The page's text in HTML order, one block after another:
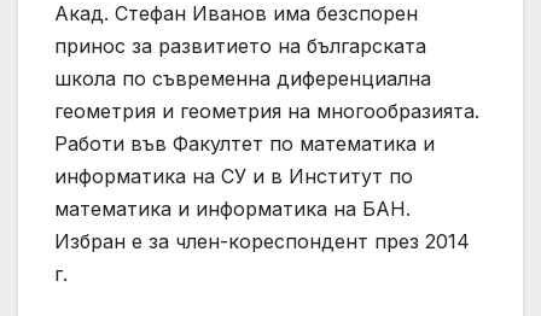
Акад. Стефан Иванов има безспорен
принос за развитието на българската
школа по съвременна диференциална
геометрия и геометрия на многообразията.
Работи във Факултет по математика и
информатика на СУ и в Институт по
математика и информатика на БАН.
Избран е за член-кореспондент през 2014
г.